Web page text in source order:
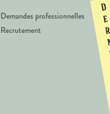
Demandes professionnelles
Recrutement
D
e